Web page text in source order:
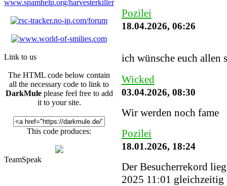
Link to us
The HTML code below contain
all the necessary code to link to
DarkMuleplease feel free to add
it to your site.
This code produces:
TeamSpeak
Pozilei
18.04.2026, 06:26
ich wünsche euch allen
Wicked
03.04.2026, 08:30
Wir werden noch fame
Pozilei
18.01.2026, 18:24
Der Besucherrekord
2025 11:01 gleichzeitig